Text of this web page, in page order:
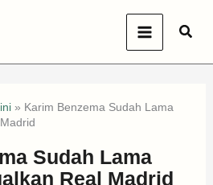
» Karim Benzema Sudah Lama
Sudah Lama
Real Madrid